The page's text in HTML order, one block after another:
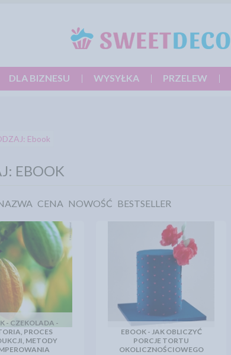
DLA BIZNESU WYSYŁKA PRZELEW
Ebook
EBOOK
CENA NOWOŚĆ BESTSELLER
- CZEKOLADA -
PROCES
METODY
EBOOK - JAK OBLICZYĆ
PORCJE TORTU
OKOLICZNOŚCIOWEGO